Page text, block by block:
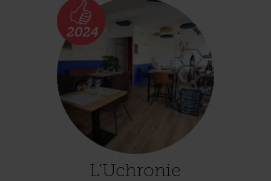
L’Uchronie